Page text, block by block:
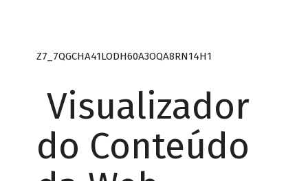
Z7_7QGCHA41LODH60A3OQA8RN14H1
Visualizador
do Conteúdo